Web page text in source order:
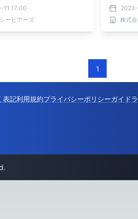
ンペーン
11 17:00
ーピアーズ
成功事例
株式
1
表記利用規約プライバシーポリシーガイド